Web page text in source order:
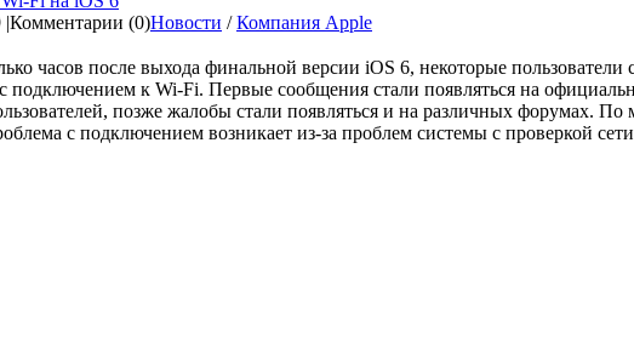
|Комментарии (0)Новости /Компания Apple
часов после выхода финальной версии iOS 6, некоторые пользователи
подключением к Wi-Fi. Первые сообщения стали появляться на
позже жалобы стали появляться и на различных форумах.
с подключением возникает из-за проблем системы с проверкой